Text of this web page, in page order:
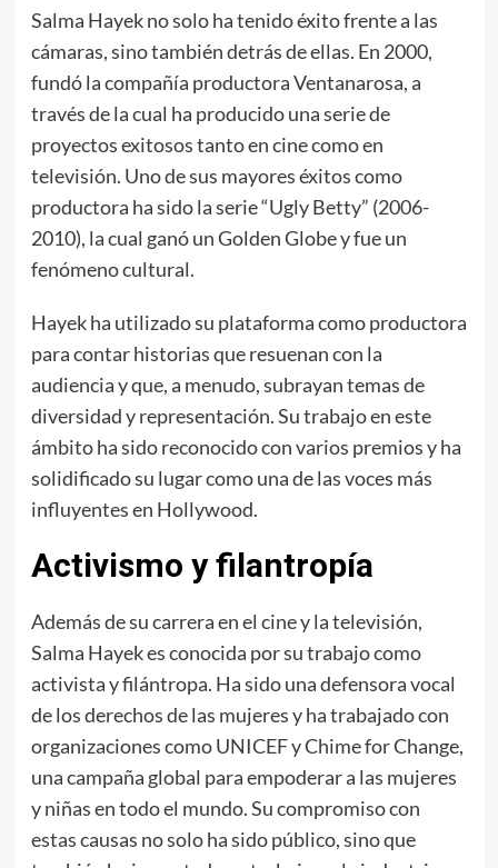
Salma Hayek no solo ha tenido éxito frente a las
cámaras, sino también detrás de ellas. En 2000,
fundó la compañía productora Ventanarosa, a
través de la cual ha producido una serie de
proyectos exitosos tanto en cine como en
televisión. Uno de sus mayores éxitos como
productora ha sido la serie “Ugly Betty” (2006-
2010), la cual ganó un Golden Globe y fue un
fenómeno cultural.
Hayek ha utilizado su plataforma como productora
para contar historias que resuenan con la
audiencia y que, a menudo, subrayan temas de
diversidad y representación. Su trabajo en este
ámbito ha sido reconocido con varios premios y ha
solidificado su lugar como una de las voces más
influyentes en Hollywood.
Activismo y filantropía
Además de su carrera en el cine y la televisión,
Salma Hayek es conocida por su trabajo como
activista y filántropa. Ha sido una defensora vocal
de los derechos de las mujeres y ha trabajado con
organizaciones como UNICEF y Chime for Change,
una campaña global para empoderar a las mujeres
y niñas en todo el mundo. Su compromiso con
estas causas no solo ha sido público, sino que